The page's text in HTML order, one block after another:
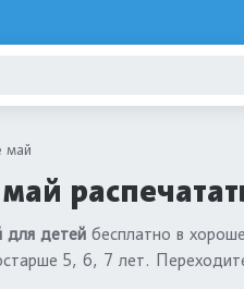
май
для детей бесплатно в
5, 6, 7 лет.